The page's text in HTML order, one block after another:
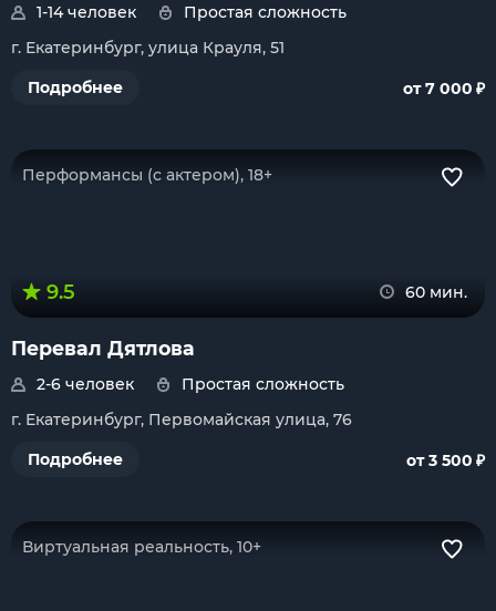
1-14 человек
Простая сложность
г. Екатеринбург, улица Крауля, 51
Подробнее
от 7 000 ₽
Перформансы (с актером), 18+
9.5 60 мин.
Перевал Дятлова
2-6 человек
Простая сложность
г. Екатеринбург, Первомайская улица, 76
Подробнее
от 3 500 ₽
Виртуальная реальность, 10+